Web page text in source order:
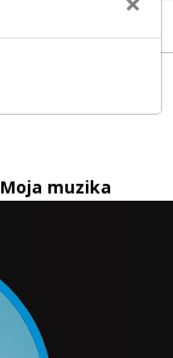
Moja muzika